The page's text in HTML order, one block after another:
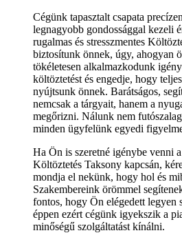
Cégünk tapasztalt csapata
legnagyobb gondossággal kezeli
rugalmas és stresszmentes
biztosítunk önnek, úgy, ahogyan
tökéletesen alkalmazkodunk
költöztetést és engedje, hogy
nyújtsunk önnek. Barátságos,
nemcsak a tárgyait, hanem a
megőrizni. Nálunk nem
minden ügyfelünk egyedi
Ha Ön is szeretné igénybe venni
Költöztetés Taksony kapcsán,
mondja el nekünk, hogy hol és
Szakembereink örömmel
fontos, hogy Ön elégedett legyen
éppen ezért cégünk igyekszik a
minőségű szolgáltatást kínálni.